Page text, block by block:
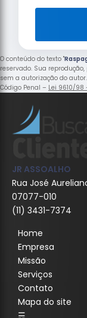
O conteúdo do texto "
reservado. Sua
sem a autorização do
Código Penal – Lei 9610/
JR ASSOALHO
Rua José
07077-010
(11) 3431-7374
Home
Empresa
Missão
Serviços
Contato
Mapa do site